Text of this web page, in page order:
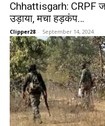
Chhattisgarh: CRPF
उड़ाया, मचा हड़कंप…
Clipper28 - September 14, 2024